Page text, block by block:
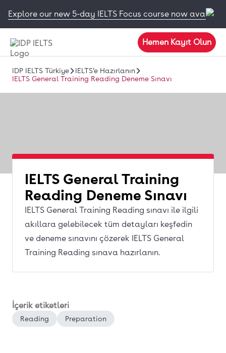
Explore our new 5-day IELTS Focus course now
Hemen Kayıt Olun
IDP IELTS Türkiye
IELTS’e Hazırlanın
IELTS General Training Reading Deneme Sınavı
IELTS General Training
Reading Deneme Sınavı
IELTS General Training Reading sınavı ile ilgili
akıllara gelebilecek tüm detayları keşfedin
ve deneme sınavını çözerek IELTS General
Training Reading sınava hazırlanın.
İçerik etiketleri
Reading Preparation